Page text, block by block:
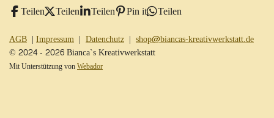
Teilen Teilen Teilen Pin it Teilen
AGB | Impressum | Datenchutz | shop@biancas-kreativwerkstatt.de
© 2024 - 2026 Bianca`s Kreativwerkstatt
Mit Unterstützung vonWebador